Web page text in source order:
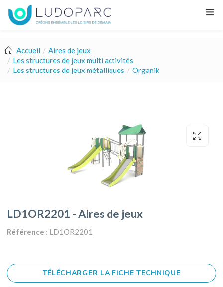
Accueil
Aires de jeux
Les structures de jeux multi activités
Les structures de jeux métalliques
Organik
LD1OR2201 - Aires de jeux
Référence : LD1OR2201
TÉLÉCHARGER LA FICHE TECHNIQUE